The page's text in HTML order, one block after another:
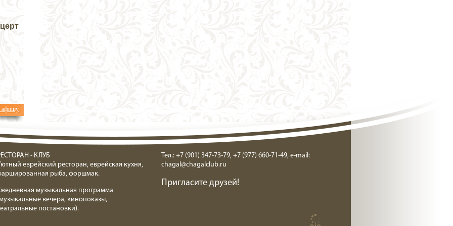
афишу
- КЛУБ
еврейский ресторан, еврейская кухня,
рыба, форшмак.
музыкальная программа
вечера, кинопоказы,
постановки).
Тел.: +7 (901) 347-73-79, +7 (977) 660-71-49, e-mail:
chagal@chagalclub.ru
Пригласите друзей!